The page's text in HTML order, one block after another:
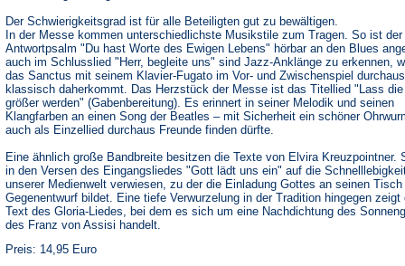
Der Schwierigkeitsgrad ist für alle Beteiligten gut zu bewältigen.
In der Messe kommen unterschiedlichste Musikstile zum Tragen. So ist der
Antwortpsalm "Du hast Worte des Ewigen Lebens" hörbar an den Blues
auch im Schlusslied "Herr, begleite uns" sind Jazz-Anklänge zu erkennen,
das Sanctus mit seinem Klavier-Fugato im Vor- und Zwischenspiel durchaus
klassisch daherkommt. Das Herzstück der Messe ist das Titellied "Lass die
größer werden" (Gabenbereitung). Es erinnert in seiner Melodik und seinen
Klangfarben an einen Song der Beatles – mit Sicherheit ein schöner
auch als Einzellied durchaus Freunde finden dürfte.
Eine ähnlich große Bandbreite besitzen die Texte von Elvira Kreuzpointner.
in den Versen des Eingangsliedes "Gott lädt uns ein" auf die
unserer Medienwelt verwiesen, zu der die Einladung Gottes an seinen Tisch
Gegenentwurf bildet. Eine tiefe Verwurzelung in der Tradition hingegen zeigt
Text des Gloria-Liedes, bei dem es sich um eine Nachdichtung des
des Franz von Assisi handelt.
Preis: 14,95 Euro